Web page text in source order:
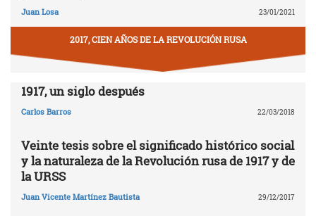
Juan Losa 23/01/2021
2017, CIEN AÑOS DE LA REVOLUCIÓN RUSA
1917, un siglo después
Carlos Barros 22/03/2018
Veinte tesis sobre el significado histórico social
y la naturaleza de la Revolución rusa de 1917 y de
la URSS
Juan Vicente Martínez Bautista 29/12/2017